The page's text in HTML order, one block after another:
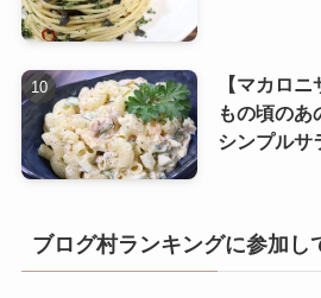
【マカロ
もの頃のあ
シンプルサ
ブログ村ランキングに参加し